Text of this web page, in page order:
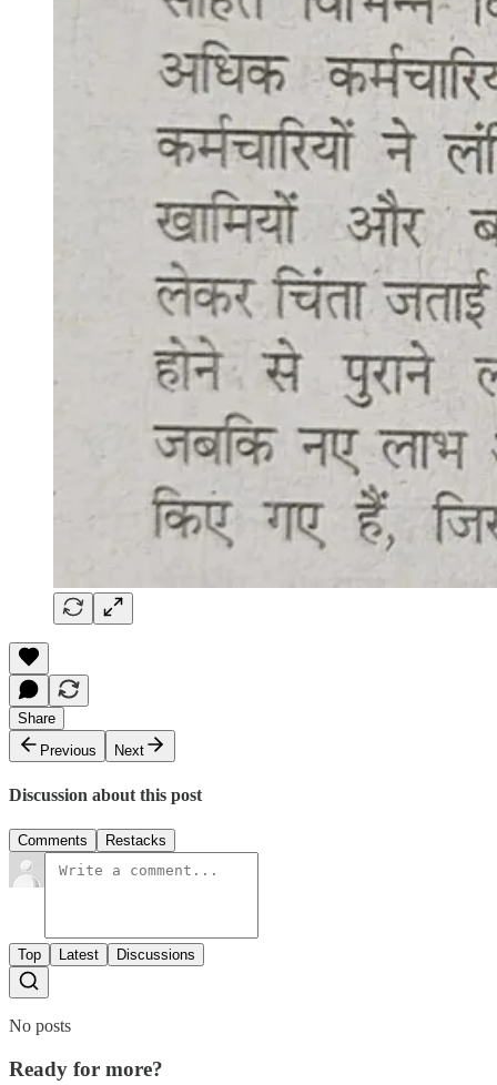
Share
Previous
Next
Discussion about this post
Comments Restacks
Top Latest Discussions
No posts
Ready for more?